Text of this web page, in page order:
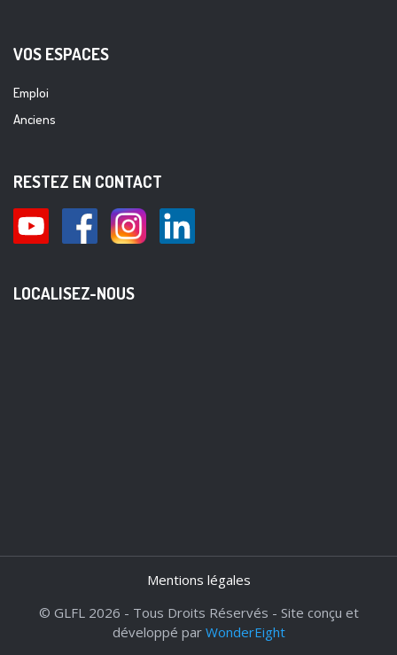
VOS ESPACES
Emploi
Anciens
RESTEZ EN CONTACT
LOCALISEZ-NOUS
Mentions légales
© GLFL 2026 - Tous Droits Réservés - Site conçu et
développé par WonderEight